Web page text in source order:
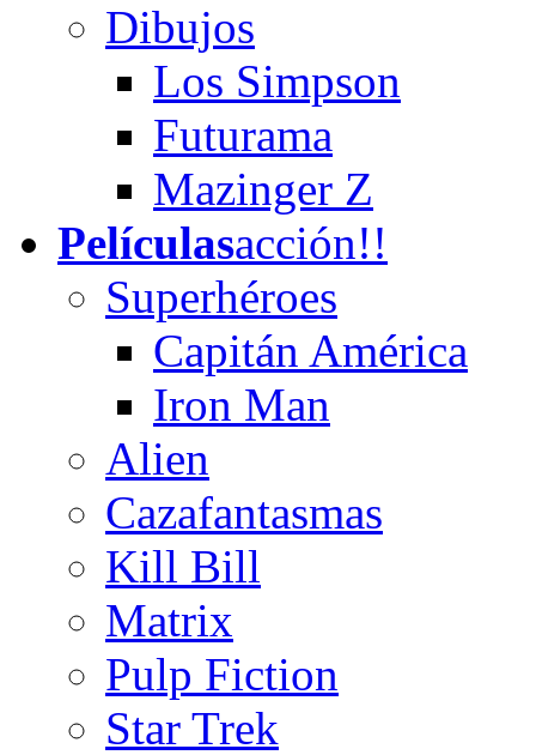
Dibujos
Los Simpson
Futurama
Mazinger Z
Películasacción!!
Superhéroes
Capitán América
Iron Man
Alien
Cazafantasmas
Kill Bill
Matrix
Pulp Fiction
Star Trek